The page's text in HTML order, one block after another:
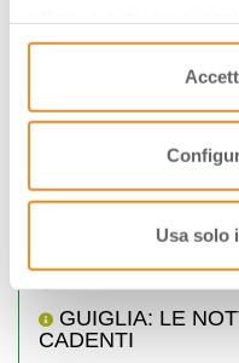
consenso cliccando su
saranno attivati i soli
funzionamento del sito.
Usa solo
SESTOLA: IL
DEL CIMONE
FANANO:
MIRANDOLA
GUIGLIA: LE
CADENTI